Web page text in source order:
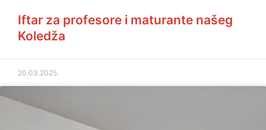
Iftar za profesore i maturante našeg
Koledža
20.03.2025.